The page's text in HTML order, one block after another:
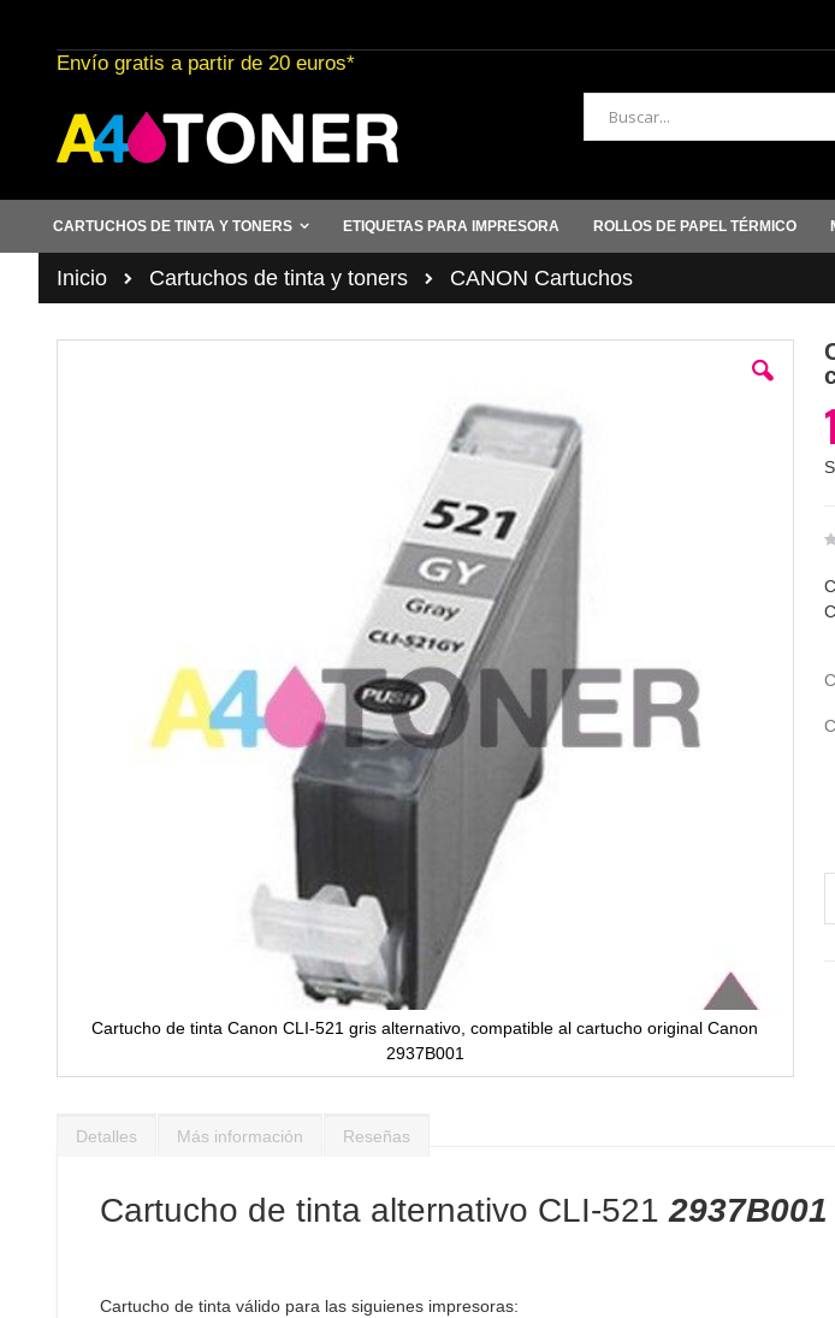
al
contenido
Envío gratis a partir de 20 euros*
Buscar
CARTUCHOS DE TINTA Y TONERS ETIQUETAS PARA IMPRESORA ROLLOS DE PAPEL TÉRMICO
Inicio Cartuchos de tinta y toners CANON Cartuchos
Cartucho de tinta Canon CLI-521 gris alternativo, compatible al cartucho original Canon
2937B001
comienzo
galería
Detalles
Cartucho de tinta alternativo CLI-5212937B001
Cartucho de tinta válido para las siguienes impresoras:
Más información Reseñas